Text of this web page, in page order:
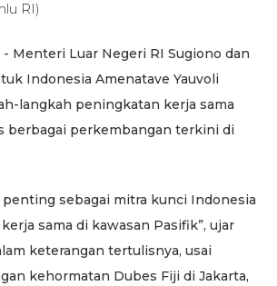
RI)
- Menteri Luar Negeri RI Sugiono dan
Indonesia Amenatave Yauvoli
langkah peningkatan kerja sama
berbagai perkembangan terkini di
penting sebagai mitra kunci Indonesia
sama di kawasan Pasifik”, ujar
keterangan tertulisnya, usai
kehormatan Dubes Fiji di Jakarta,